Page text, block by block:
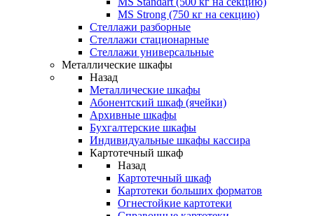
MS Strong (750 кг на секцию)
Стеллажи разборные
Стеллажи стационарные
Стеллажи универсальные
Металлические шкафы
Назад
Металлические шкафы
Абонентский шкаф (ячейки)
Архивные шкафы
Бухгалтерские шкафы
Индивидуальные шкафы кассира
Картотечный шкаф
Назад
Картотечный шкаф
Картотеки больших форматов
Огнестойкие картотеки